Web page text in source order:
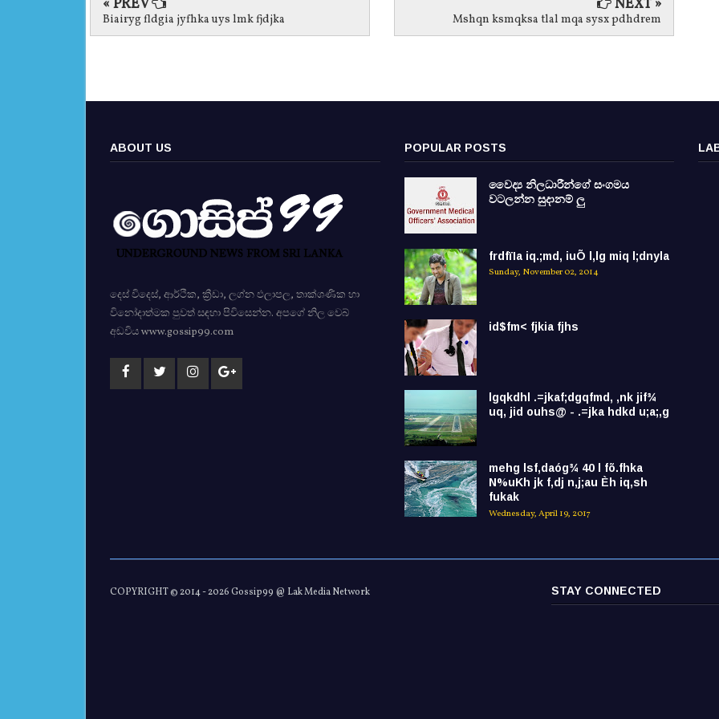
« PREV
Biairyg fldgia jyfhka uys lmk fjdjka
NEXT »
Mshqn ksmqksa tlal mqa sysx pdhdrem
ABOUT US
දෙස් විදෙස්, ආර්ථික, ක්‍රීඩා, ලග්න ඵලාපල, තාක්ශණික හා
විනෝදාත්මක පුවත් සඳහා පිවිසෙන්න. අපගේ නිල වෙබ්
අඩවිය www.gossip99.com
POPULAR POSTS
වෛද්‍ය නිලධාරීන්ගේ සංගමය
වටලන්න සුදානම් ලු
frdfïIa iq.;md, iuÕ l,lg miq l;dnyla
Sunday, November 02, 2014
id$fm< fjkia fjhs
lgqkdhl .=jkaf;dgqfmd, ,nk jif¾
uq, jid ouhs@ - .=jka hdkd u;a;,g
mehg lsf,daóg¾ 40 l fõ.fhka
N%uKh jk f,dj n,j;au Èh iq,sh
fukak
Wednesday, April 19, 2017
COPYRIGHT © 2014 -2026 Gossip99 @ Lak Media Network STAY CONNECTED